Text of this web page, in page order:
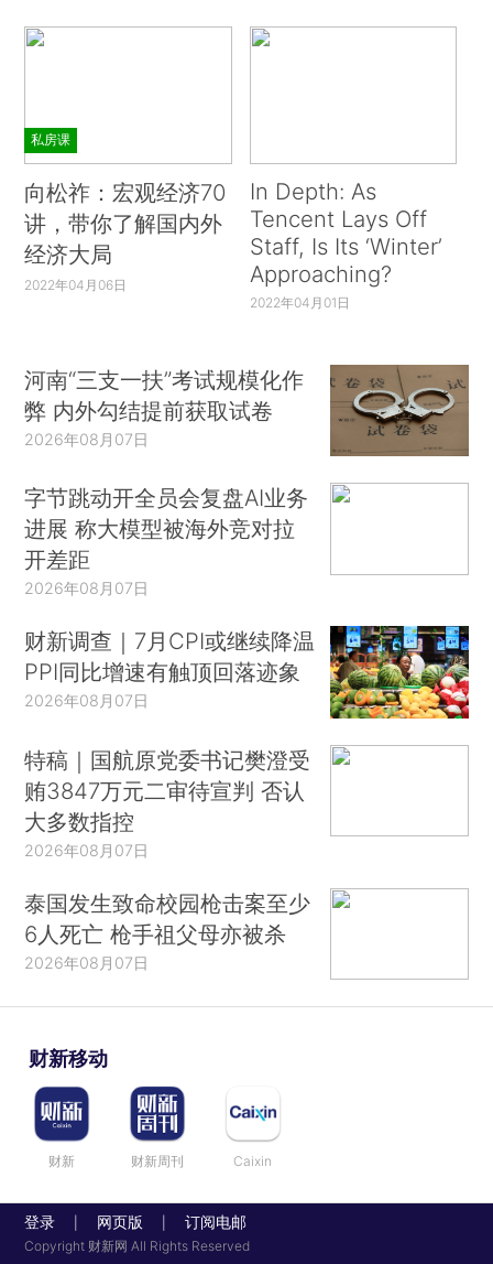
私房课
向松祚：宏观经济70
讲，带你了解国内外
经济大局
2022年04月06日
In Depth: As
Tencent Lays Off
Staff, Is Its ‘Winter’
Approaching?
2022年04月01日
河南“三支一扶”考试规模化作
弊 内外勾结提前获取试卷
2026年08月07日
字节跳动开全员会复盘AI业务
进展 称大模型被海外竞对拉
开差距
2026年08月07日
财新调查｜7月CPI或继续降温
PPI同比增速有触顶回落迹象
2026年08月07日
特稿｜国航原党委书记樊澄受
贿3847万元二审待宣判 否认
大多数指控
2026年08月07日
泰国发生致命校园枪击案至少
6人死亡 枪手祖父母亦被杀
2026年08月07日
财新移动
财新 财新周刊 Caixin
登录 网页版 订阅电邮
Copyright 财新网 All Rights Reserved